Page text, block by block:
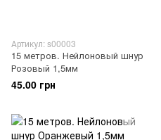
Артикул: s00003
15 метров. Нейлоновый шнур
Розовый 1,5мм
45.00 грн